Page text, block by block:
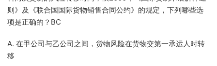
则》及《联合国国际货物销售合同公约》的规定，下列哪些选
项是正确的？BC
A. 在甲公司与乙公司之间，货物风险在货物交第一承运人时转
移